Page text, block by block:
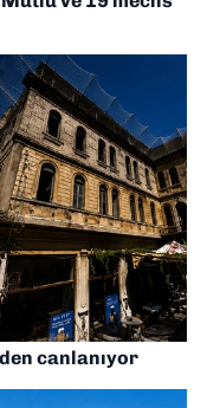
canlanıyor